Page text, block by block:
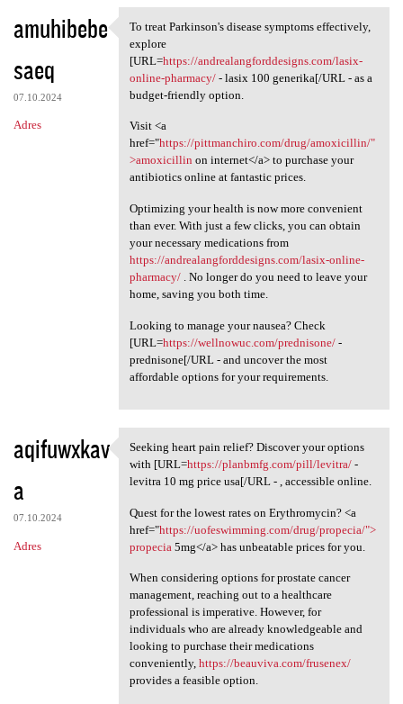
amuhibebe
saeq
07.10.2024
Adres
To treat Parkinson's disease
To treat Parkinson's disease symptoms effectively,
explore
[URL=https://andrealangforddesigns.com/lasix-
online-pharmacy/- lasix 100 generika[/URL - as a
budget-friendly option.
Visit <a
href="https://pittmanchiro.com/drug/amoxicillin/"
>amoxicillin on internet</a> to purchase your
antibiotics online at fantastic prices.
Optimizing your health is now more convenient
than ever. With just a few clicks, you can obtain
your necessary medications from
https://andrealangforddesigns.com/lasix-online-
pharmacy/. No longer do you need to leave your
home, saving you both time.
Looking to manage your nausea? Check
[URL=https://wellnowuc.com/prednisone/-
prednisone[/URL - and uncover the most
affordable options for your requirements.
aqifuwxkav
a
07.10.2024
Adres
Seeking heart pain relief?
Seeking heart pain relief? Discover your options
with [URL=https://planbmfg.com/pill/levitra/-
levitra 10 mg price usa[/URL - , accessible online.
Quest for the lowest rates on Erythromycin? <a
href="https://uofeswimming.com/drug/propecia/">
propecia 5mg</a> has unbeatable prices for you.
When considering options for prostate cancer
management, reaching out to a healthcare
professional is imperative. However, for
individuals who are already knowledgeable and
looking to purchase their medications
conveniently, https://beauviva.com/frusenex/
provides a feasible option.